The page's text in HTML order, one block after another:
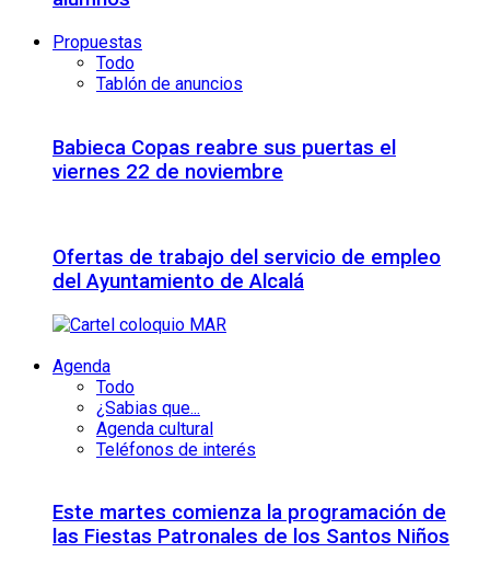
Propuestas
Todo
Tablón de anuncios
Babieca Copas reabre sus puertas el
viernes 22 de noviembre
Ofertas de trabajo del servicio de empleo
del Ayuntamiento de Alcalá
Agenda
Todo
¿Sabias que...
Agenda cultural
Teléfonos de interés
Este martes comienza la programación de
las Fiestas Patronales de los Santos Niños